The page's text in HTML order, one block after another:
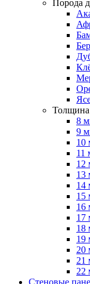
Порода
Толщина
8
9
10
11
12
13
14
15
16
17
18
19
20
21
22
Стеновые